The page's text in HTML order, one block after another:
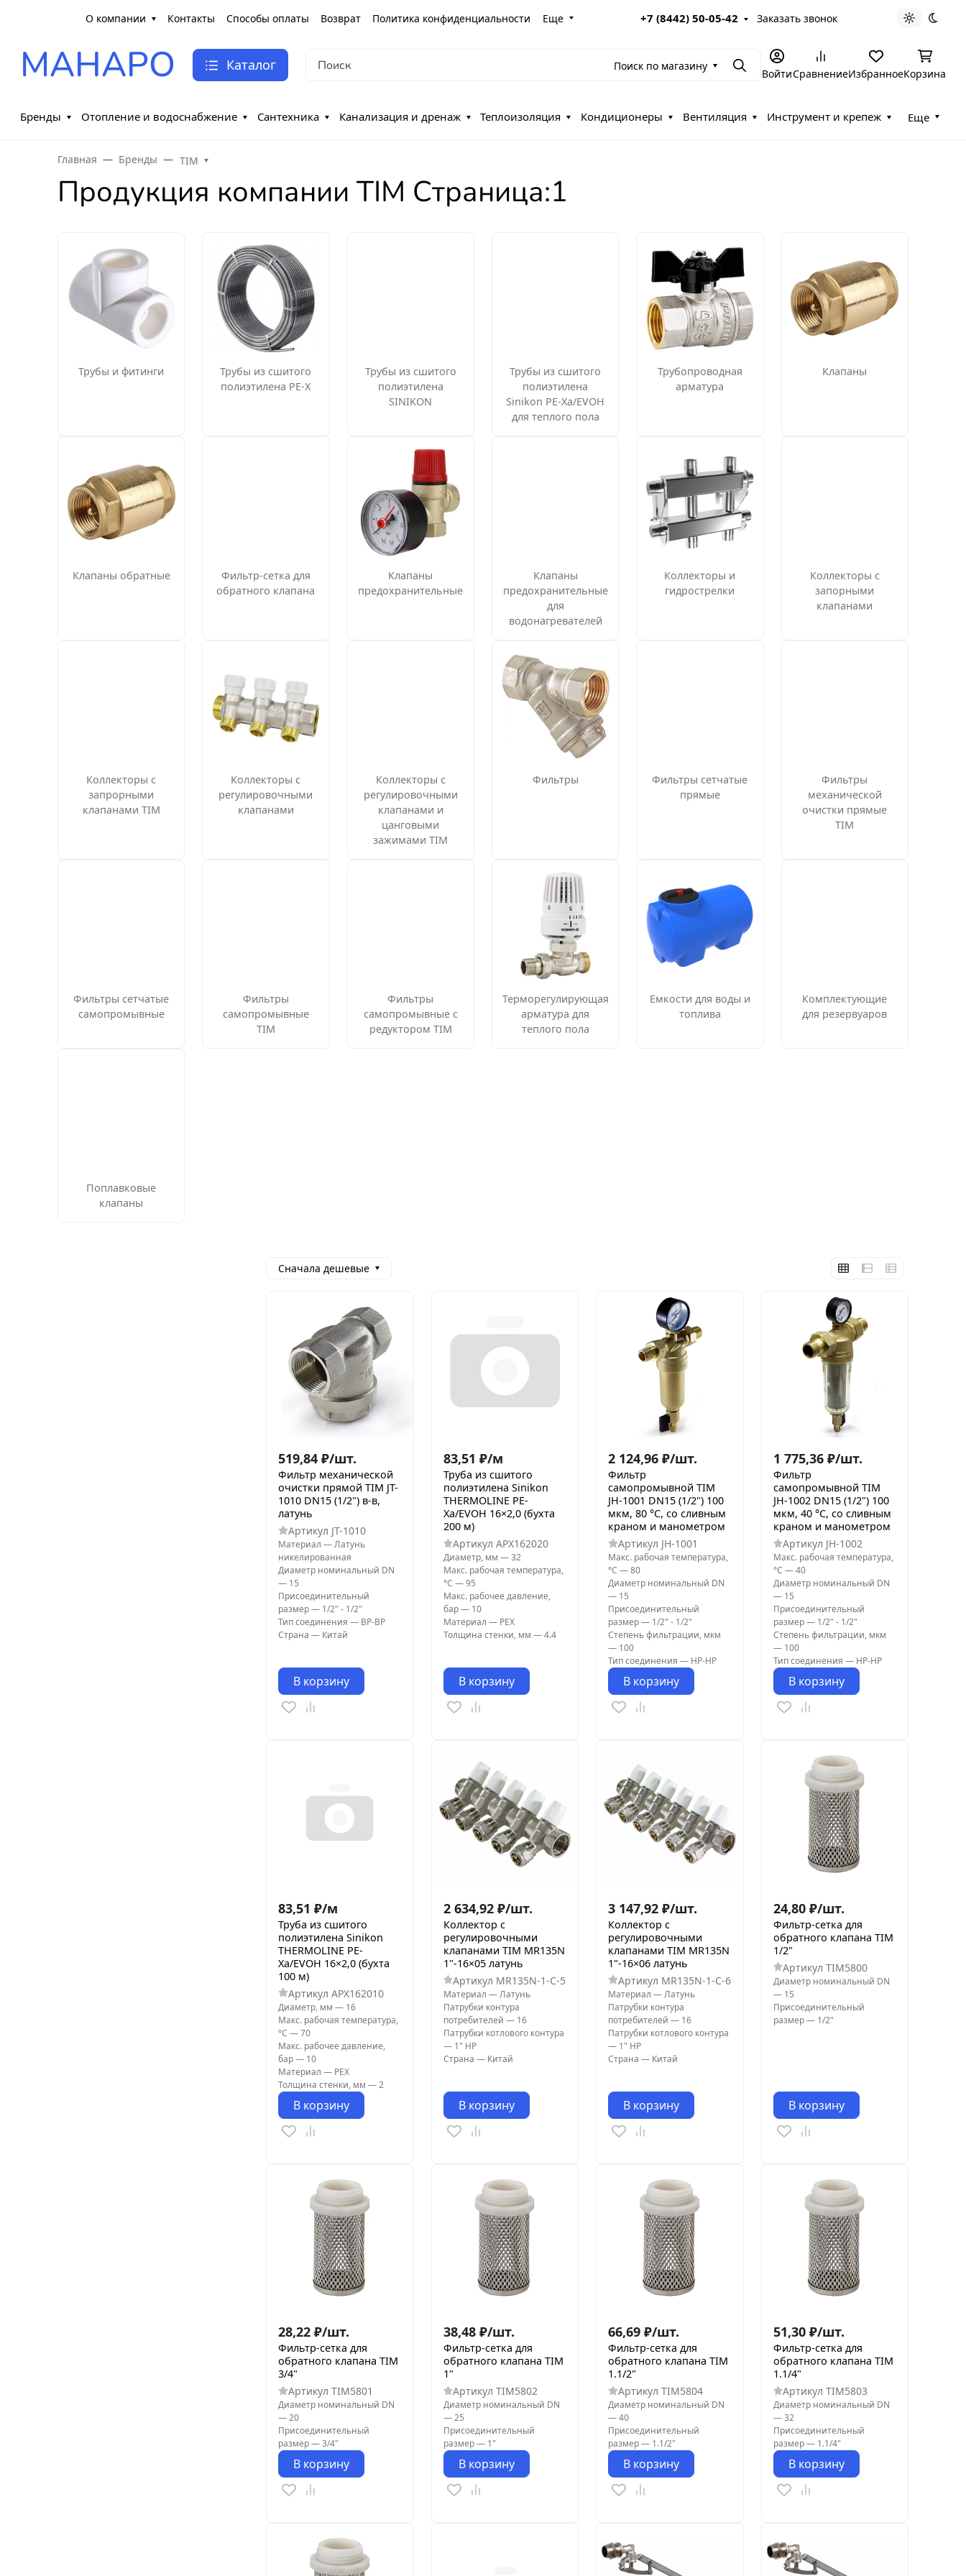
О компании Контакты Способы оплаты Возврат Политика конфиденциальности Еще +7 (8442) 50-05-42 Заказать звонок Светлая
МАНАРО Каталог Поиск по магазину ПоискВойтиСравнениеИзбранноеКорзина
Бренды Отопление и водоснабжение Сантехника Канализация и дренаж Теплоизоляция Кондиционеры Вентиляция Инструмент и крепеж Еще
Главная Бренды TIM
Продукция компании TIM Страница:1
Трубы и фитинги
Трубы из сшитого
полиэтилена PE-X
Трубы из сшитого
полиэтилена
SINIKON
Трубы из сшитого
полиэтилена
Sinikon PE-Xa/EVOH
для теплого пола
Трубопроводная
арматура
Клапаны
Клапаны обратные
Фильтр-сетка для
обратного клапана
Клапаны
предохранительные
Клапаны
предохранительные
для
водонагревателей
Коллекторы и
гидрострелки
Коллекторы с
запорными
клапанами
Коллекторы с
запрорными
клапанами TIM
Коллекторы с
регулировочными
клапанами
Коллекторы с
регулировочными
клапанами и
цанговыми
зажимами TIM
Фильтры
Фильтры сетчатые
прямые
Фильтры
механической
очистки прямые
TIM
Фильтры сетчатые
самопромывные
Фильтры
самопромывные
TIM
Фильтры
самопромывные с
редуктором TIM
Терморегулирующая
арматура для
теплого пола
Емкости для воды и
топлива
Комплектующие
для резервуаров
Поплавковые
клапаны
Сначала дешевые
519,84 ₽/шт.
Фильтр механической
очистки прямой TIM JT-
1010 DN15 (1/2") в-в,
латунь
Артикул JT-1010
Материал —Латунь
никелированная
Диаметр номинальный DN
— 15
Присоединительный
размер— 1/2" - 1/2"
Тип соединения — ВР-ВР
Страна — Китай
В корзину
83,51 ₽/м
Труба из сшитого
полиэтилена Sinikon
THERMOLINE PE-
Xa/EVOH 16×2,0 (бухта
200 м)
Артикул APX162020
Диаметр, мм —32
Макс. рабочая температура,
°С —95
Макс. рабочее давление,
бар— 10
Материал — PEX
Толщина стенки, мм —4.4
В корзину
2 124,96 ₽/шт.
Фильтр
самопромывной TIM
JH-1001 DN15 (1/2") 100
мкм, 80 °C, со сливным
краном и манометром
Артикул JH-1001
Макс. рабочая температура,
°С —80
Диаметр номинальный DN
— 15
Присоединительный
размер— 1/2" - 1/2"
Степень фильтрации, мкм
— 100
Тип соединения — НР-НР
В корзину
1 775,36 ₽/шт.
Фильтр
самопромывной TIM
JH-1002 DN15 (1/2") 100
мкм, 40 °C, со сливным
краном и манометром
Артикул JH-1002
Макс. рабочая температура,
°С —40
Диаметр номинальный DN
— 15
Присоединительный
размер— 1/2" - 1/2"
Степень фильтрации, мкм
— 100
Тип соединения — НР-НР
В корзину
83,51 ₽/м
Труба из сшитого
полиэтилена Sinikon
THERMOLINE PE-
Xa/EVOH 16×2,0 (бухта
100 м)
Артикул APX162010
Диаметр, мм — 16
Макс. рабочая температура,
°С —70
Макс. рабочее давление,
бар— 10
Материал — PEX
Толщина стенки, мм —2
В корзину
2 634,92 ₽/шт.
Коллектор с
регулировочными
клапанами TIM MR135N
1"-16×05 латунь
Артикул MR135N-1-C-5
Материал —Латунь
Патрубки контура
потребителей — 16
Патрубки котлового контура
— 1" НР
Страна — Китай
В корзину
3 147,92 ₽/шт.
Коллектор с
регулировочными
клапанами TIM MR135N
1"-16×06 латунь
Артикул MR135N-1-C-6
Материал —Латунь
Патрубки контура
потребителей — 16
Патрубки котлового контура
— 1" НР
Страна — Китай
В корзину
24,80 ₽/шт.
Фильтр-сетка для
обратного клапана TIM
1/2"
Артикул TIM5800
Диаметр номинальный DN
— 15
Присоединительный
размер— 1/2"
В корзину
28,22 ₽/шт.
Фильтр-сетка для
обратного клапана TIM
3/4"
Артикул TIM5801
Диаметр номинальный DN
—20
Присоединительный
размер—3/4"
В корзину
38,48 ₽/шт.
Фильтр-сетка для
обратного клапана TIM
1"
Артикул TIM5802
Диаметр номинальный DN
—25
Присоединительный
размер— 1"
В корзину
66,69 ₽/шт.
Фильтр-сетка для
обратного клапана TIM
1.1/2"
Артикул TIM5804
Диаметр номинальный DN
—40
Присоединительный
размер— 1.1/2"
В корзину
51,30 ₽/шт.
Фильтр-сетка для
обратного клапана TIM
1.1/4"
Артикул TIM5803
Диаметр номинальный DN
—32
Присоединительный
размер— 1.1/4"
В корзину